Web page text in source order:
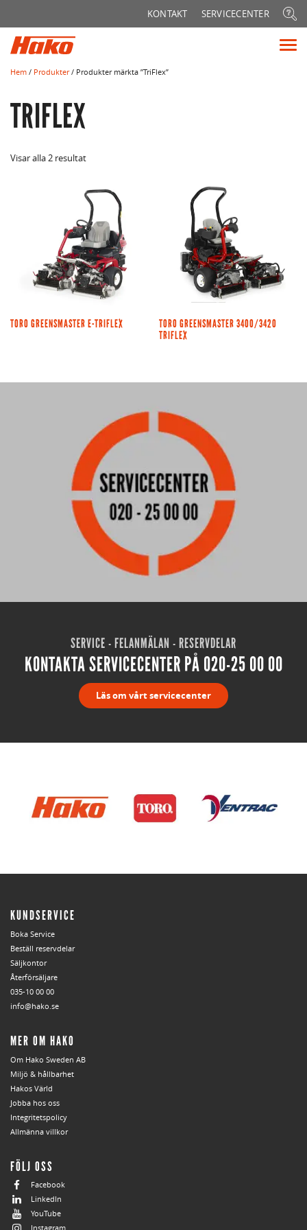
KONTAKT SERVICECENTER
Hem / Produkter/ Produkter märkta ”TriFlex”
TRIFLEX
Visar alla 2 resultat
TORO GREENSMASTER E-TRIFLEX
TORO GREENSMASTER 3400/3420
TRIFLEX
SERVICE - FELANMÄLAN - RESERVDELAR
KONTAKTA SERVICECENTER PÅ 020-25 00 00
Läs om vårt servicecenter
KUNDSERVICE
Boka Service
Beställ reservdelar
Säljkontor
Återförsäljare
035-10 00 00
info@hako.se
MER OM HAKO
Om Hako Sweden AB
Miljö & hållbarhet
Hakos Värld
Jobba hos oss
Integritetspolicy
Allmänna villkor
FÖLJ OSS
Facebook
LinkedIn
YouTube
Instagram